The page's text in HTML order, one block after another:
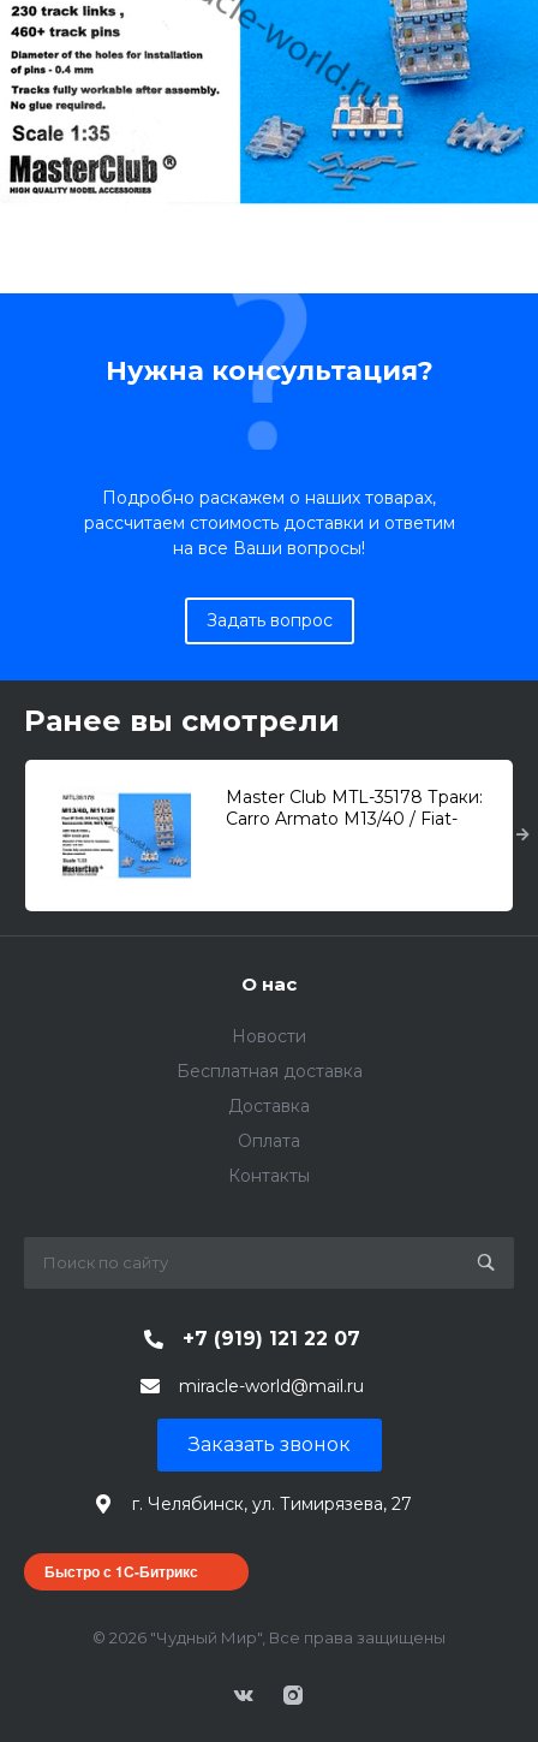
Нужна консультация?
Подробно раскажем о наших товарах,
рассчитаем стоимость доставки и ответим
на все Ваши вопросы!
Задать вопрос
Ранее вы смотрели
Master Club MTL-35178 Траки:
Carro Armato M13/40 / Fiat-
О нас
Новости
Бесплатная доставка
Доставка
Оплата
Контакты
+7 (919) 121 22 07
miracle-world@mail.ru
Заказать звонок
г. Челябинск, ул. Тимирязева, 27
Быстро с 1С-Битрикс
© 2026 "Чудный Мир", Все права защищены